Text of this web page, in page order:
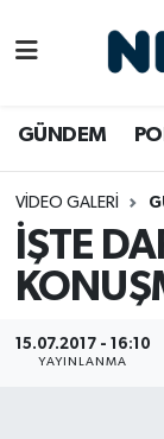
GÜNDEM
VIDEO GALERI
İŞTE
15.07.2017 - 16:10
YAYINLANMA
DÜNYA
EĞİTİM
Namaz
Trafik
Süper Lig